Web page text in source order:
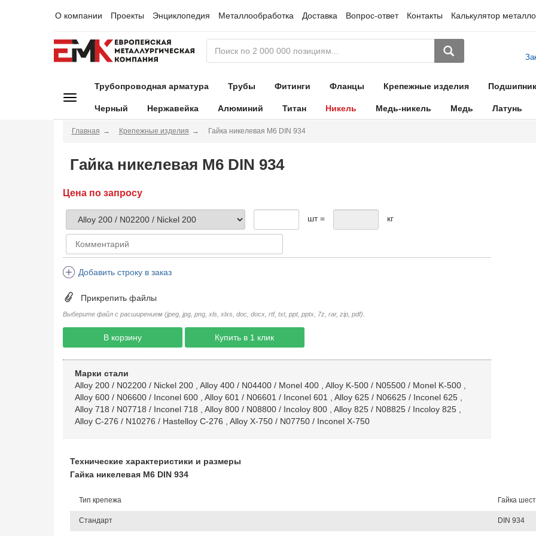
О компании Проекты Энциклопедия Металлообработка Доставка Вопрос-ответ Контакты Калькулятор
Трубопроводная арматура Трубы Фитинги Фланцы Крепежные изделия
Черный Нержавейка Алюминий Титан Никель Медь-никель Медь Латунь
Главная Крепежные изделия Гайка никелевая М6 DIN 934
Гайка никелевая М6 DIN 934
Цена по запросу
шт = кг
Добавить строку в заказ
Прикрепить файлы
Выберите файл с расширением (jpeg, jpg, png, xls, xlxs, doc, docx, rtf, txt, ppt, pptx, 7z, rar, zip, pdf).
В корзину Купить в 1 клик
Марки стали
Alloy 200 / N02200 / Nickel 200, Alloy 400 / N04400 / Monel 400, Alloy K-500 / N05500 / Monel K-500,
Alloy 600 / N06600 / Inconel 600, Alloy 601 / N06601 / Inconel 601 Alloy 625 / N06625 / Inconel 625,
Alloy 718 / N07718 / Inconel 718
Alloy 800 / N08800 / Incoloy 800, Alloy 825 / N08825 / Incoloy 825,
Alloy C-276 / N10276 / Hastelloy C-276
Alloy X-750 / N07750 / Inconel X-750
Технические характеристики и размеры
Гайка никелевая М6 DIN 934
Тип крепежа Гайка
Стандарт DIN 934